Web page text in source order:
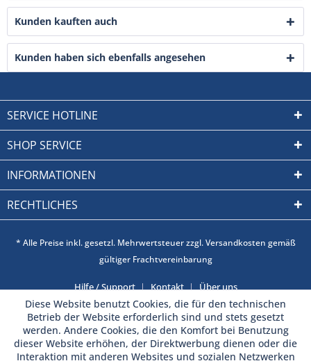
Kunden kauften auch
Kunden haben sich ebenfalls angesehen
SERVICE HOTLINE
SHOP SERVICE
INFORMATIONEN
RECHTLICHES
* Alle Preise inkl. gesetzl. Mehrwertsteuer zzgl. Versandkosten gemäß
gültiger Frachtvereinbarung
Hilfe / Support Kontakt Über uns
Diese Website benutzt Cookies, die für den technischen
Betrieb der Website erforderlich sind und stets gesetzt
werden. Andere Cookies, die den Komfort bei Benutzung
dieser Website erhöhen, der Direktwerbung dienen oder die
Interaktion mit anderen Websites und sozialen Netzwerken